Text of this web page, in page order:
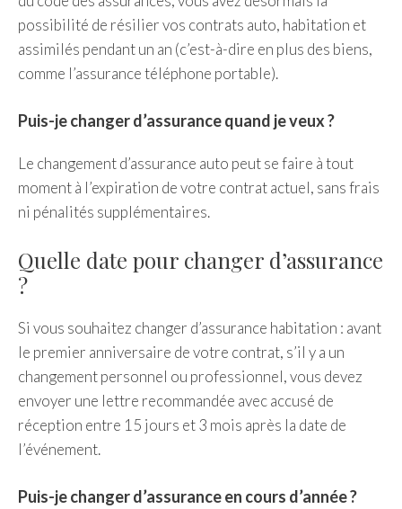
possibilité de résilier vos contrats auto, habitation et
assimilés pendant un an (c’est-à-dire en plus des biens,
comme l’assurance téléphone portable).
Puis-je changer d’assurance quand je veux ?
Le changement d’assurance auto peut se faire à tout
moment à l’expiration de votre contrat actuel, sans frais
ni pénalités supplémentaires.
Quelle date pour changer d’assurance
?
Si vous souhaitez changer d’assurance habitation : avant
le premier anniversaire de votre contrat, s’il y a un
changement personnel ou professionnel, vous devez
envoyer une lettre recommandée avec accusé de
réception entre 15 jours et 3 mois après la date de
l’événement.
Puis-je changer d’assurance en cours d’année ?